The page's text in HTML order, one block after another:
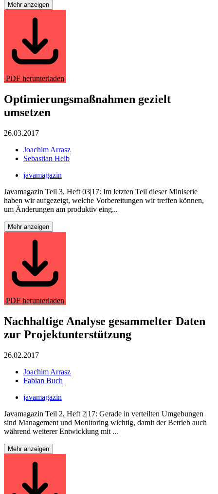
Mehr anzeigen
PDF herunterladen
Optimierungsmaßnahmen gezielt
umsetzen
26.03.2017
Joachim Arrasz
Sebastian Heib
javamagazin
Javamagazin Teil 3, Heft 03|17: Im letzten Teil dieser Miniserie
haben wir aufgezeigt, welche Vorbereitungen wir treffen können,
um Änderungen am produktiv eing...
Mehr anzeigen
PDF herunterladen
Nachhaltige Analyse gesammelter Daten
zur Projektunterstützung
26.02.2017
Joachim Arrasz
Fabian Buch
javamagazin
Javamagazin Teil 2, Heft 2|17: Gerade in verteilten Umgebungen
sind Management und Monitoring wichtig, damit der Betrieb auch
während weiterer Entwicklung mit ...
Mehr anzeigen